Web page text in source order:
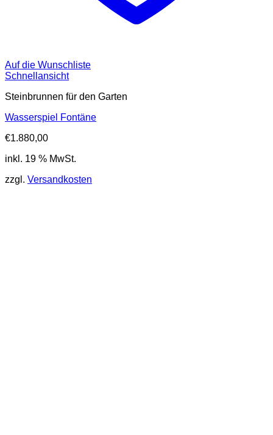
Auf die Wunschliste
Schnellansicht
Steinbrunnen für den Garten
Wasserspiel Fontäne
€1.880,00
inkl. 19 % MwSt.
zzgl. Versandkosten